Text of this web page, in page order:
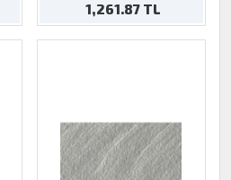
1,261.87 TL